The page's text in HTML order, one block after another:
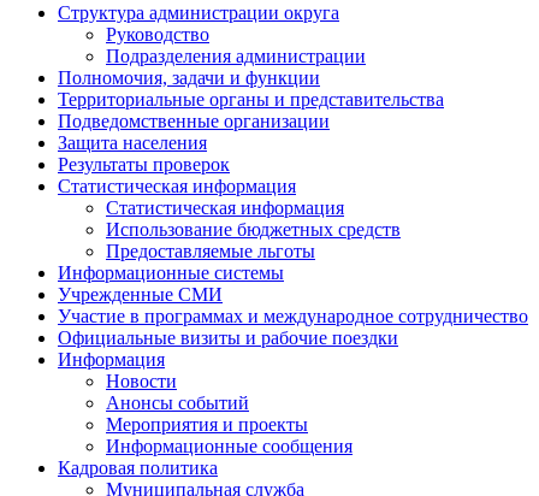
Структура администрации округа
Руководство
Подразделения администрации
Полномочия, задачи и функции
Территориальные органы и представительства
Подведомственные организации
Защита населения
Результаты проверок
Статистическая информация
Статистическая информация
Использование бюджетных средств
Предоставляемые льготы
Информационные системы
Учрежденные СМИ
Участие в программах и международное сотрудничество
Официальные визиты и рабочие поездки
Информация
Новости
Анонсы событий
Мероприятия и проекты
Информационные сообщения
Кадровая политика
Муниципальная служба